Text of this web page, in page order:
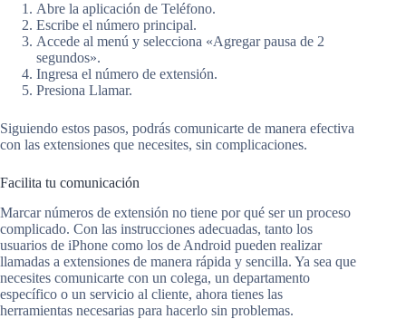
Abre la aplicación de Teléfono.
Escribe el número principal.
Accede al menú y selecciona «Agregar pausa de 2
segundos».
Ingresa el número de extensión.
Presiona Llamar.
Siguiendo estos pasos, podrás comunicarte de manera efectiva
con las extensiones que necesites, sin complicaciones.
Facilita tu comunicación
Marcar números de extensión no tiene por qué ser un proceso
complicado. Con las instrucciones adecuadas, tanto los
usuarios de iPhone como los de Android pueden realizar
llamadas a extensiones de manera rápida y sencilla. Ya sea que
necesites comunicarte con un colega, un departamento
específico o un servicio al cliente, ahora tienes las
herramientas necesarias para hacerlo sin problemas.